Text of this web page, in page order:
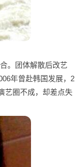
。团体解散后改艺
年曾赴韩国发展，2
艺圈不成，却差点失